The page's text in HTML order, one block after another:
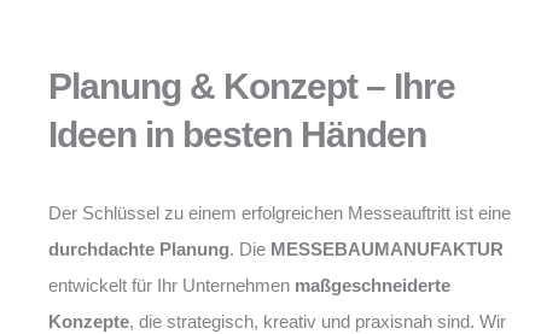
Planung & Konzept – Ihre
Ideen in besten Händen
Der Schlüssel zu einem erfolgreichen Messeauftritt ist eine
durchdachte Planung. Die MESSEBAUMANUFAKTUR
entwickelt für Ihr Unternehmen maßgeschneiderte
Konzepte, die strategisch, kreativ und praxisnah sind. Wir